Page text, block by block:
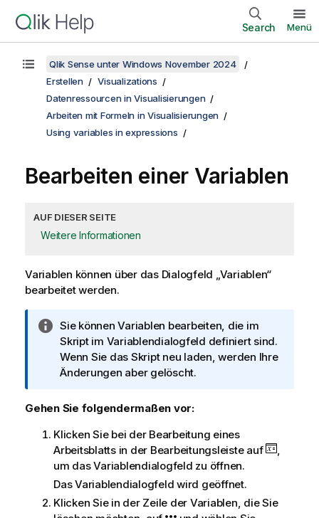
Search Menü
Qlik Sense unter Windows November 2024
Erstellen
Visualizations
Datenressourcen in Visualisierungen
Arbeiten mit Formeln in Visualisierungen
Using variables in expressions
Bearbeiten einer Variablen
AUF DIESER SEITE
Weitere Informationen
Variablen können über das Dialogfeld „Variablen“
bearbeitet werden.
I
n
f
o
m
t
i
o
n
s
h
Sie können Variablen bearbeiten, die im
Skript im Variablendialogfeld definiert sind.
Wenn Sie das Skript neu laden, werden Ihre
Änderungen aber gelöscht.
Gehen Sie folgendermaßen vor:
Klicken Sie bei der Bearbeitung eines
Arbeitsblatts in der Bearbeitungsleiste auf
,
um das Variablendialogfeld zu öffnen.
Das Variablendialogfeld wird geöffnet.
Klicken Sie in der Zeile der Variablen, die Sie